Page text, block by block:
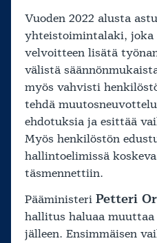
Vuoden 2022 alusta
yhteistoimintalaki,
velvoitteen lisätä
välistä
myös vahvisti
tehdä
ehdotuksia ja esittää
Myös henkilöstön
hallintoelimissä
täsmennettiin.
Pääministeri Petteri
hallitus haluaa
jälleen. Ensimmäisen